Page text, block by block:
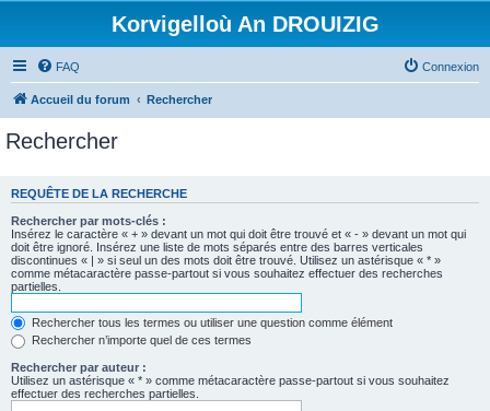
Korvigelloù An DROUIZIG
FAQ Connexion
Accueil du forum Rechercher
Rechercher
REQUÊTE DE LA RECHERCHE
Rechercher par mots-clés :
Insérez le caractère « + » devant un mot qui doit être trouvé et « - » devant un mot qui
doit être ignoré. Insérez une liste de mots séparés entre des barres verticales
discontinues « | » si seul un des mots doit être trouvé. Utilisez un astérisque « * »
comme métacaractère passe-partout si vous souhaitez effectuer des recherches
partielles.
Rechercher tous les termes ou utiliser une question comme élément
Rechercher n’importe quel de ces termes
Rechercher par auteur :
Utilisez un astérisque « * » comme métacaractère passe-partout si vous souhaitez
effectuer des recherches partielles.